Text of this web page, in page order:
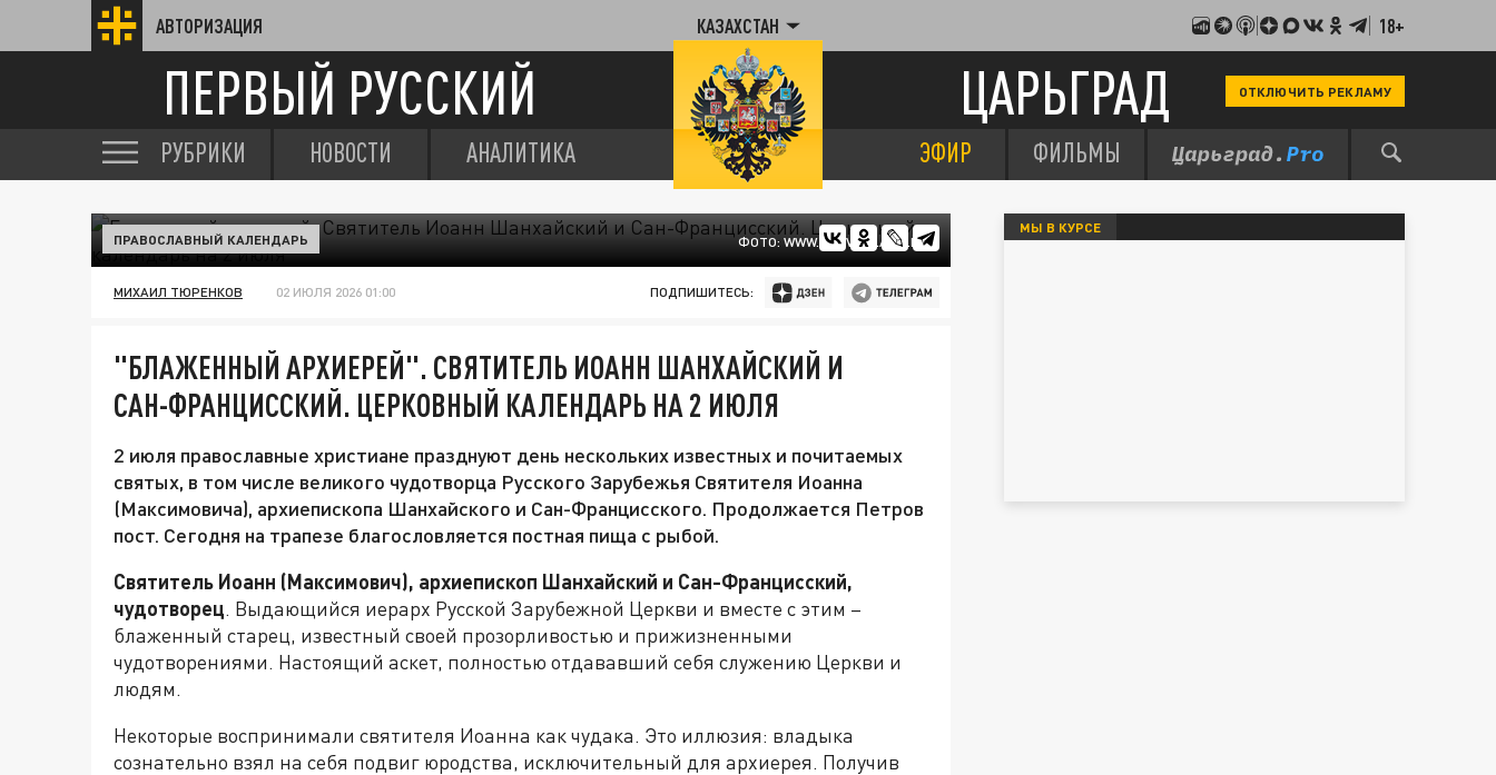
АВТОРИЗАЦИЯ КАЗАХСТАН 18+
ПЕРВЫЙ РУССКИЙ ЦАРЬГРАД ОТКЛЮЧИТЬ РЕКЛАМУ
РУБРИКИ НОВОСТИ АНАЛИТИКА ЭФИР ФИЛЬМЫ
ФОТО: WWW.PRAVOSLAVIE.RU
ПРАВОСЛАВНЫЙ КАЛЕНДАРЬ
МИХАИЛ ТЮРЕНКОВ 02 ИЮЛЯ 2026 01:00 ПОДПИШИТЕСЬ:
"БЛАЖЕННЫЙ АРХИЕРЕЙ". СВЯТИТЕЛЬ ИОАНН ШАНХАЙСКИЙ И
САН-ФРАНЦИССКИЙ. ЦЕРКОВНЫЙ КАЛЕНДАРЬ НА 2 ИЮЛЯ
2 июля православные христиане празднуют день нескольких известных и почитаемых
святых, в том числе великого чудотворца Русского Зарубежья Святителя Иоанна
(Максимовича), архиепископа Шанхайского и Сан-Францисского. Продолжается Петров
пост. Сегодня на трапезе благословляется постная пища с рыбой.
Святитель Иоанн (Максимович), архиепископ Шанхайский и Сан-Францисский,
чудотворец. Выдающийся иерарх Русской Зарубежной Церкви и вместе с этим –
блаженный старец, известный своей прозорливостью и прижизненными
чудотворениями. Настоящий аскет, полностью отдававший себя служению Церкви и
людям.
Некоторые воспринимали святителя Иоанна как чудака. Это иллюзия: владыка
сознательно взял на себя подвиг юродства, исключительный для архиерея. Получив
МЫ В КУРСЕ